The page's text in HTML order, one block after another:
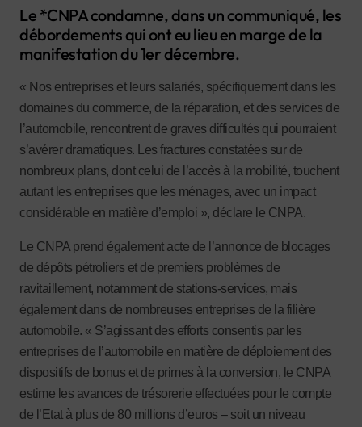
Le *CNPA condamne, dans un communiqué, les
débordements qui ont eu lieu en marge de la
manifestation du 1er décembre.
« Nos entreprises et leurs salariés, spécifiquement dans les
domaines du commerce, de la réparation, et des services de
l’automobile, rencontrent de graves difficultés qui pourraient
s’avérer dramatiques. Les fractures constatées sur de
nombreux plans, dont celui de l’accès à la mobilité, touchent
autant les entreprises que les ménages, avec un impact
considérable en matière d’emploi », déclare le CNPA.
Le CNPA prend également acte de l’annonce de blocages
de dépôts pétroliers et de premiers problèmes de
ravitaillement, notamment de stations-services, mais
également dans de nombreuses entreprises de la filière
automobile. « S’agissant des efforts consentis par les
entreprises de l’automobile en matière de déploiement des
dispositifs de bonus et de primes à la conversion, le CNPA
estime les avances de trésorerie effectuées pour le compte
de l’Etat à plus de 80 millions d’euros – soit un niveau